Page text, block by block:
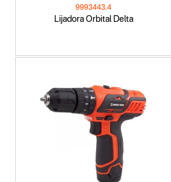
Lijadora Orbital Delta
9993443.4